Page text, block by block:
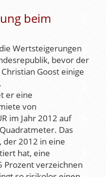
beim
Wertsteigerungen
bevor der
Goost einige
er eine
von
im Jahr 2012 auf
Das
der 2012 in eine
hat, eine
Prozent verzeichnen